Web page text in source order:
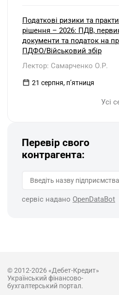
Податкові ризики та
рішення – 2026: ПДВ,
документи та податок на
ПДФО/Військовий збір
Лектор: Самарченко О.Р.
21 серпня, пʼятниця
Усі
Перевір свого
контрагента:
сервіс надано OpenDataBot
© 2012-2026 «Дебет-Кредит»
Український фінансово-
бухгалтерський портал.